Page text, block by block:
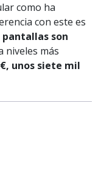
como ha
con este es
son
niveles más
unos siete mil
2026.
2025